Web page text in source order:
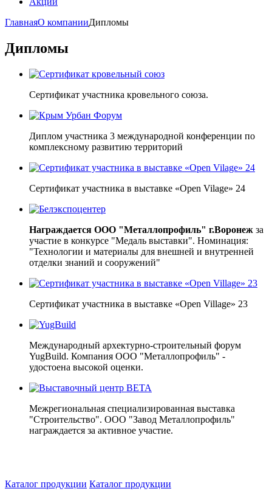
ГлавнаяО компанииДипломы
Дипломы
Сертификат участника кровельного союза.
Диплом участника 3 международной конференции по
комплексному развитию территорий
Сертификат участника в выставке «Open Vilage» 24
Награждается ООО "Металлопрофиль" г.Воронеж за
участие в конкурсе "Медаль выставки". Номинация:
"Технологии и материалы для внешней и внутренней
отделки знаний и сооружений"
Сертификат участника в выставке «Open Village» 23
Международный архектурно-строительный форум
YugBuild. Компания ООО "Металлопрофиль" -
удостоена высокой оценки.
Межрегиональная специализированная выставка
"Строительство". ООО "Завод Металлопрофиль"
награждается за активное участие.
Каталог продукции Каталог продукции